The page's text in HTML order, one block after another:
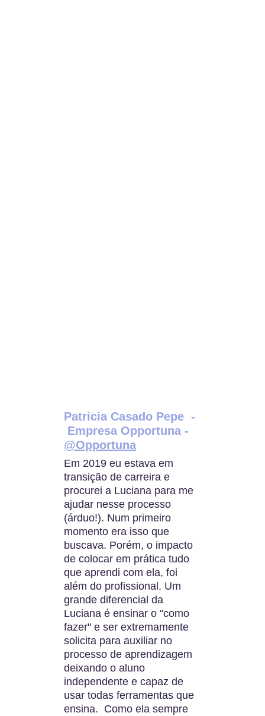
Patricia Casado Pepe  -
Empresa Opportuna -
@Opportuna
Em 2019 eu estava em
transição de carreira e
procurei a Luciana para me
ajudar nesse processo
(árduo!). Num primeiro
momento era isso que
buscava. Porém, o impacto
de colocar em prática tudo
que aprendi com ela, foi
além do profissional. Um
grande diferencial da
Luciana é ensinar o "como
fazer" e ser extremamente
solicita para auxiliar no
processo de aprendizagem
deixando o aluno
independente e capaz de
usar todas ferramentas que
ensina.  Como ela sempre